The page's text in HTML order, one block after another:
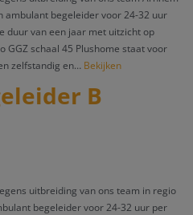
ambulant begeleider voor 24-32 uur
duur van een jaar met uitzicht op
GGZ schaal 45 Plushome staat voor
zelfstandig en… Bekijken
B
uitbreiding van ons team in regio
begeleider voor 24-32 uur per